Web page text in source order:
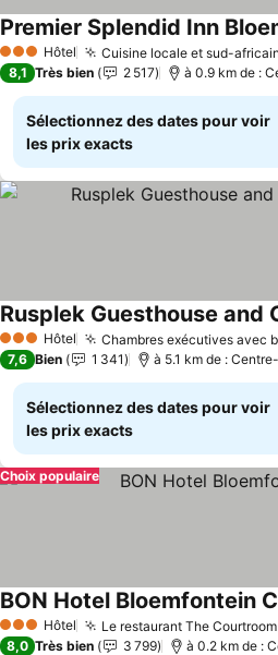
3 ÉtoilesHôtel Cuisine locale et sud-
Premier Splendid Inn
8,1 Très bien 2 517 à 0.9 km de :
Sélectionnez des dates pour voir
les prix exacts
3 ÉtoilesHôtel Chambres exécutives avec
Rusplek Guesthouse and
7,6 Bien 1 341 à 5.1 km de :
Sélectionnez des dates pour voir
les prix exacts
Choix populaire
3 ÉtoilesHôtel Le restaurant The Courtroom
BON Hotel Bloemfontein
8,0 Très bien 3 799 à 0.2 km de :